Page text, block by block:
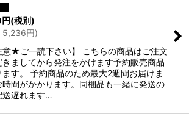
円(税別)
5,236円)
意★ご一読下さい】 こちらの商品はご注文
きましてから発注をかけます予約販売商品
ます。 予約商品のため最大2週間お届けま
時間がかかります。同梱品も一緒に発送の
送遅れます…